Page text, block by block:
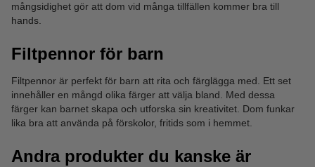
mångsidighet gör att dom vid många tillfällen kommer bra till
hands.
Filtpennor för barn
Filtpennor är perfekt för barn att rita och färglägga med. Ett set
innehåller en mångd olika färger att välja bland. Med dessa
färger kan barnet skapa och utforska sin kreativitet. Dom funkar
lika bra att använda på förskolor, fritids som i hemmet.
Andra produkter du kanske är